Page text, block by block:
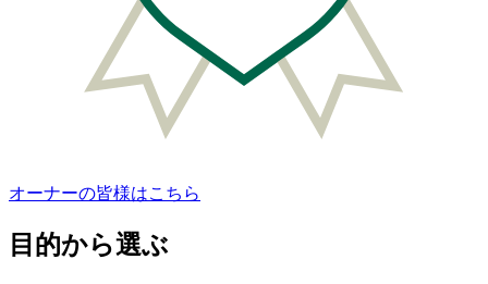
オーナーの皆様はこちら
目的から選ぶ